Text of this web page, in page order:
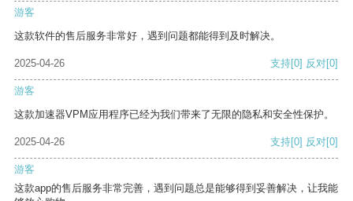
游客
这款软件的售后服务非常好，遇到问题都能得到及时解决。
2025-04-26 支持[0] 反对[0]
游客
这款加速器VPM应用程序已经为我们带来了无限的隐私和安全性保护。
2025-04-26 支持[0] 反对[0]
游客
这款app的售后服务非常完善，遇到问题总是能够得到妥善解决，让我能